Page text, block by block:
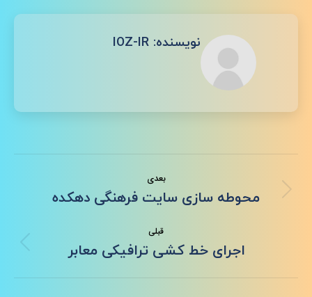
لینک‌دینواتساپ
نویسنده:
نوشته
قبلی
نوشته
قبلی:
اجرای خط کشی ترافیکی معابر
بعدی
نوشته
بعدی:
محوطه سازی سایت فرهنگی دهکده